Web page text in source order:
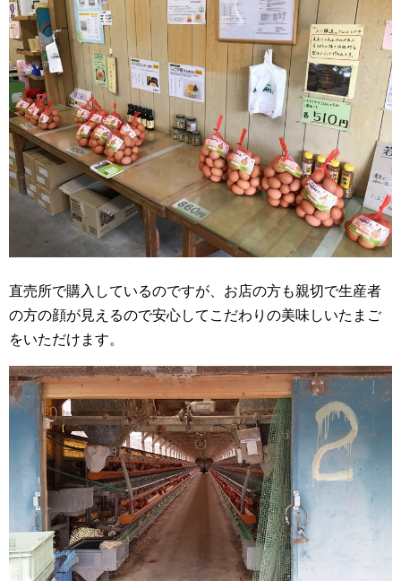
直売所で購入しているのですが、お店の方も親切で生産者
の方の顔が見えるので安心してこだわりの美味しいたまご
をいただけます。